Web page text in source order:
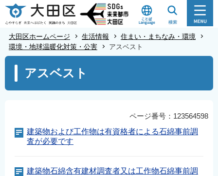
こ
の
ジ
大田区ホームページ 生活情報
住まい・まちなみ・環境
環境・地球温暖化対策・公害
アスベスト
こ
アスベスト
ページ番号：123564598
建築物および工作物は有資格者による石綿事前調
査が必要です
建築物石綿含有建材調査者又は工作物石綿事前調